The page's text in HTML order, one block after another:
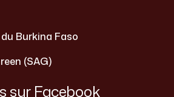
Burkina Faso
(SAG)
sur Facebook